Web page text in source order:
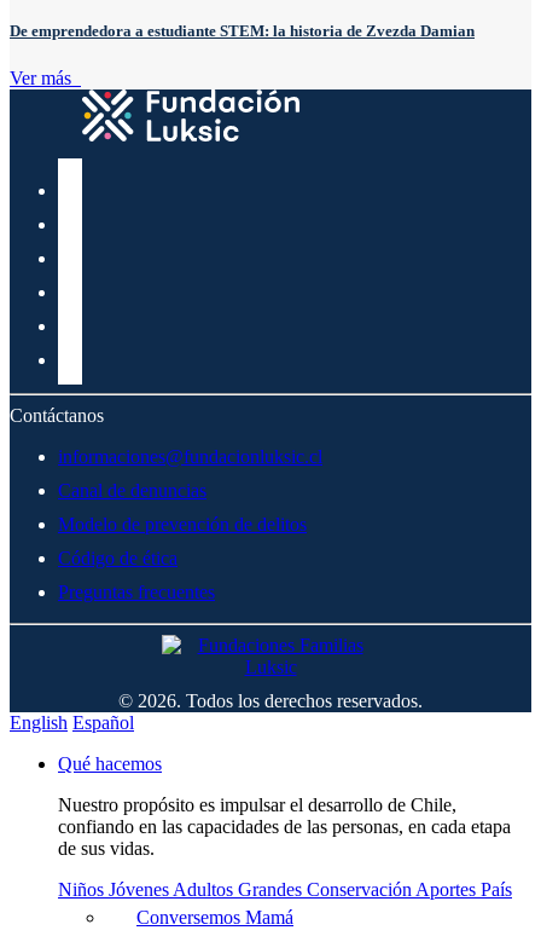
De emprendedora a estudiante STEM: la historia de Zvezda Damian
Ver más
Contáctanos
informaciones@fundacionluksic.cl
Canal de denuncias
Modelo de prevención de delitos
Código de ética
Preguntas frecuentes
© 2026. Todos los derechos reservados.
English Español
Qué hacemos
Nuestro propósito es impulsar el desarrollo de Chile,
confiando en las capacidades de las personas, en cada etapa
de sus vidas.
Niños Jóvenes Adultos Grandes Conservación Aportes País
Conversemos Mamá